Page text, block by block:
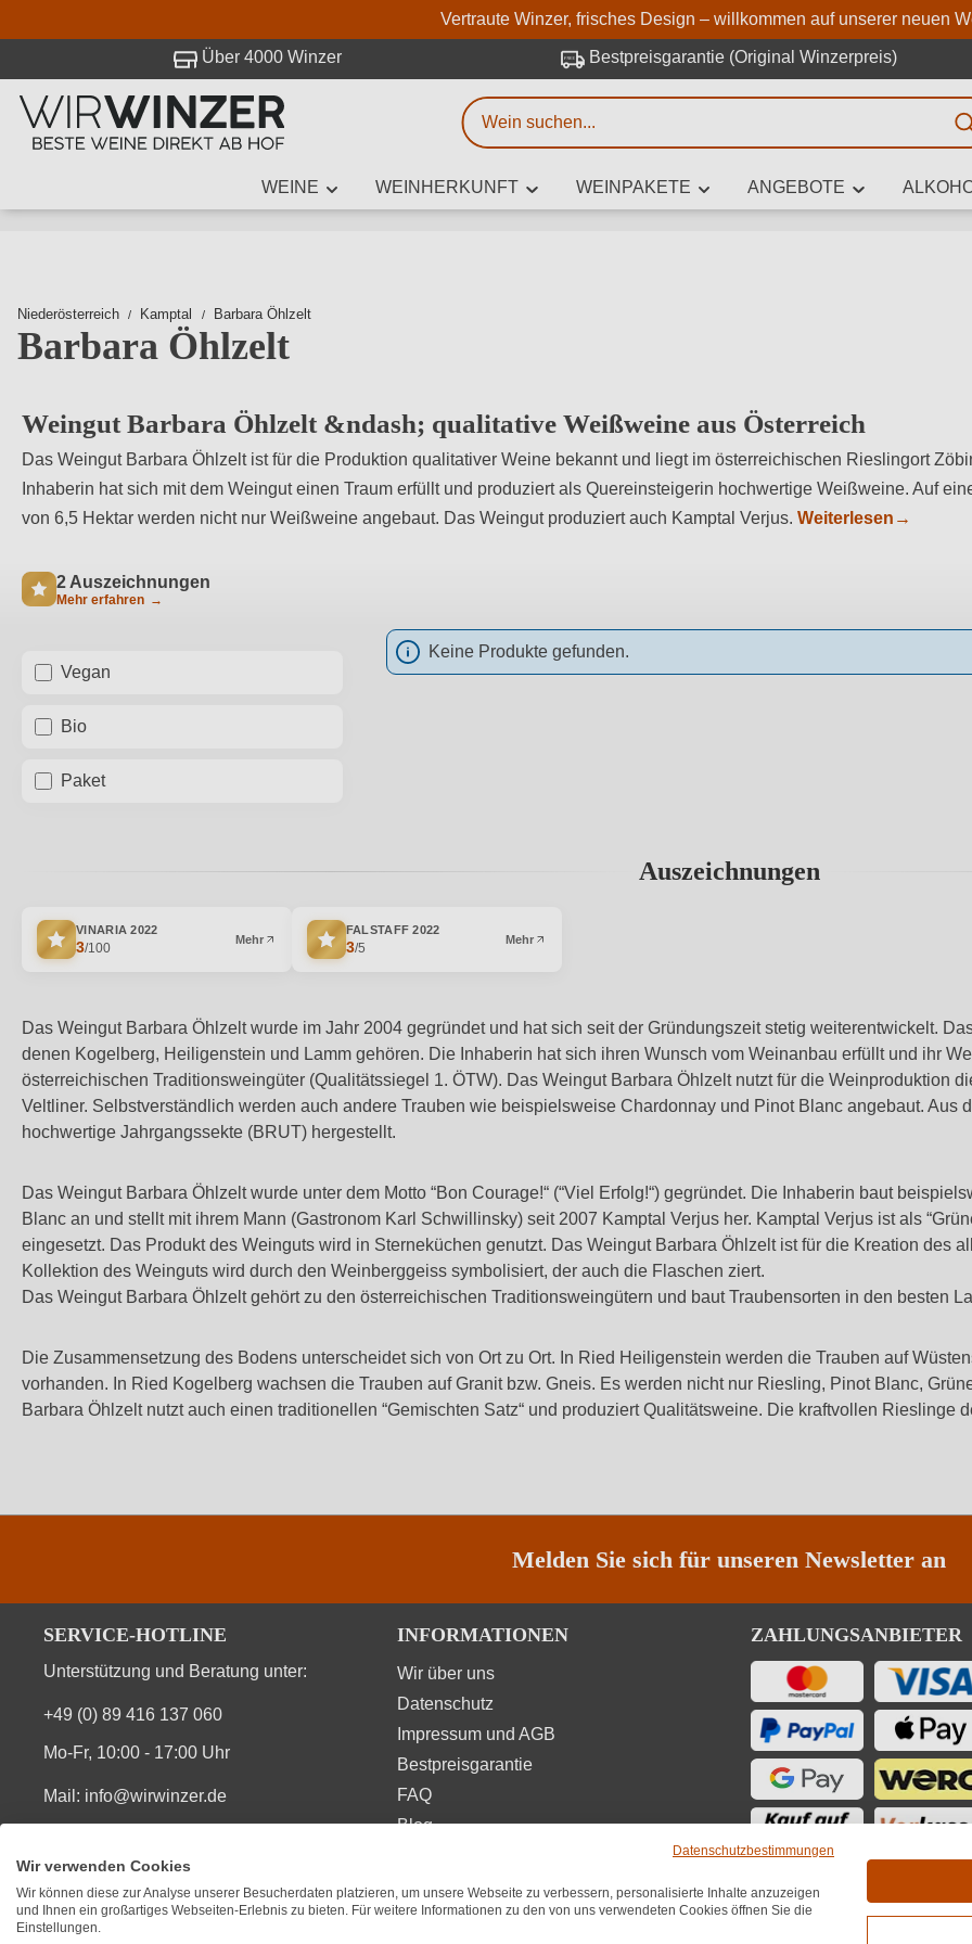
Zum Hauptinhalt springen
Zur Suche springen
Zur Hauptnavigation
Vertraute Winzer, frisches Design – willkommen auf unserer neuen
Über 4000 Winzer Bestpreisgarantie (Original Winzerpreis)
WEINE WEINHERKUNFT WEINPAKETE ANGEBOTE
Niederösterreich Kamptal Barbara Öhlzelt
Barbara Öhlzelt
Weingut Barbara Öhlzelt &ndash; qualitative Weißweine aus Österreich
Das Weingut Barbara Öhlzelt ist für die Produktion qualitativer Weine bekannt und liegt im österreichischen Rieslingort
Inhaberin hat sich mit dem Weingut einen Traum erfüllt und produziert als Quereinsteigerin hochwertige Weißweine. Auf
von 6,5 Hektar werden nicht nur Weißweine angebaut. Das Weingut produziert auch Kamptal Verjus. Weiterlesen →
2 Auszeichnungen
Mehr erfahren →
Vegan
Bio
Paket
Keine Produkte gefunden.
Auszeichnungen
VINARIA2022
3/100
Mehr
FALSTAFF2022
3/5
Mehr
Das Weingut Barbara Öhlzelt wurde im Jahr 2004 gegründet und hat sich seit der Gründungszeit stetig weiterentwickelt.
denen Kogelberg, Heiligenstein und Lamm gehören. Die Inhaberin hat sich ihren Wunsch vom Weinanbau erfüllt und ihr
österreichischen Traditionsweingüter (Qualitätssiegel 1. ÖTW). Das Weingut Barbara Öhlzelt nutzt für die Weinproduktion
Veltliner. Selbstverständlich werden auch andere Trauben wie beispielsweise Chardonnay und Pinot Blanc angebaut. Aus
hochwertige Jahrgangssekte (BRUT) hergestellt.
Das Weingut Barbara Öhlzelt wurde unter dem Motto “Bon Courage!“ (“Viel Erfolg!“) gegründet. Die Inhaberin baut
Blanc an und stellt mit ihrem Mann (Gastronom Karl Schwillinsky) seit 2007 Kamptal Verjus her. Kamptal Verjus ist als
eingesetzt. Das Produkt des Weinguts wird in Sterneküchen genutzt. Das Weingut Barbara Öhlzelt ist für die Kreation des
Kollektion des Weinguts wird durch den Weinberggeiss symbolisiert, der auch die Flaschen ziert.
Das Weingut Barbara Öhlzelt gehört zu den österreichischen Traditionsweingütern und baut Traubensorten in den besten
Die Zusammensetzung des Bodens unterscheidet sich von Ort zu Ort. In Ried Heiligenstein werden die Trauben auf
vorhanden. In Ried Kogelberg wachsen die Trauben auf Granit bzw. Gneis. Es werden nicht nur Riesling, Pinot Blanc,
Barbara Öhlzelt nutzt auch einen traditionellen “Gemischten Satz“ und produziert Qualitätsweine. Die kraftvollen Rieslinge
Melden Sie sich für unseren Newsletter an
SERVICE-HOTLINE
Unterstützung und Beratung unter:
+49 (0) 89 416 137 060
Mo-Fr, 10:00 - 17:00 Uhr
Mail: info@wirwinzer.de
INFORMATIONEN
Wir über uns
Datenschutz
Impressum und AGB
Bestpreisgarantie
FAQ
Blog
ZAHLUNGSANBIETER
SIE FINDEN UNS AUCH AUF BEWERTUNGEN
Weinsuche
Mindestens 3 Zeichen eingeben
bei WirWinzer.
Datenschutzbestimmungen
Wir verwenden Cookies
Wir können diese zur Analyse unserer Besucherdaten platzieren, um unsere Webseite zu verbessern, personalisierte Inhalte anzuzeigen
und Ihnen ein großartiges Webseiten-Erlebnis zu bieten. Für weitere Informationen zu den von uns verwendeten Cookies öffnen Sie die
Einstellungen.